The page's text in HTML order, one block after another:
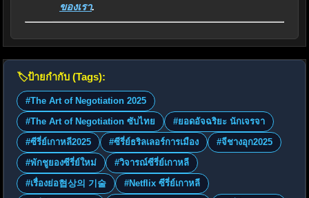
ของเรา.
🏷️ป้ายกำกับ (Tags):
#The Art of Negotiation 2025
#The Art of Negotiation ซับไทย
#ยอดอัจฉริยะ นักเจรจา
#ซีรี่ย์เกาหลี2025
#ซีรี่ย์ธริลเลอร์การเมือง
#จีชางอุก2025
#พักชูยองซีรี่ย์ใหม่
#วิจารณ์ซีรี่ย์เกาหลี
#เรื่องย่อ협상의 기술
#Netflix ซีรี่ย์เกาหลี